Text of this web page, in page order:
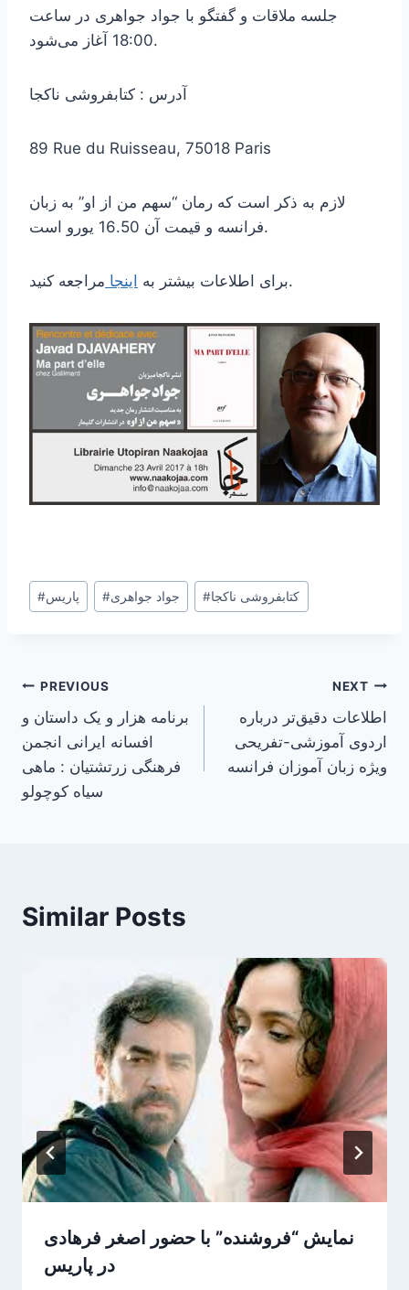
جلسه ملاقات و گفتگو با جواد جواهری در ساعت
18:00 آغاز می‌شود.
آدرس : کتابفروشی ناکجا
89 Rue du Ruisseau, 75018 Paris
لازم به ذکر است که رمان “سهم من از او” به زبان
فرانسه و قیمت آن 16.50 یورو است.
برای اطلاعات بیشتر به اینجا مراجعه کنید.
Post
Tags:
#پاریس #جواد جواهری #کتابفروشی ناکجا
Post
navigation
PREVIOUS
برنامه هزار و یک داستان و
افسانه ایرانی انجمن
فرهنگی زرتشتیان : ماهی
سیاه کوچولو
NEXT
اطلاعات دقیق‌تر درباره
اردوی آموزشی-تفریحی
ویژه زبان آموزان فرانسه
Similar Posts
نمایش “فروشنده” با حضور اصغر فرهادی
در پاریس